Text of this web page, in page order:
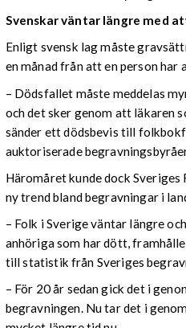
Svenskar väntar längre med
Enligt svensk lag måste
en månad från att en person har
– Dödsfallet måste meddelas
och det sker genom att läkaren
sänder ett dödsbevis till
auktoriserade
Häromåret kunde dock
ny trend bland begravningar i
– Folk i Sverige väntar längre
anhöriga som har dött,
till statistik från Sveriges
– För 20 år sedan gick det i
begravningen. Nu tar det i